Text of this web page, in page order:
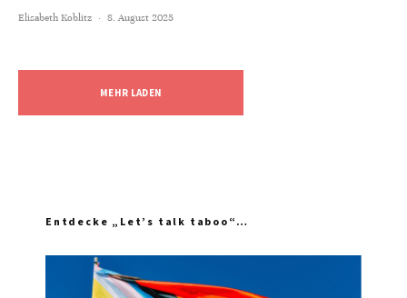
Elisabeth Koblitz · 8. August 2025
MEHR LADEN
Entdecke „Let’s talk taboo“…